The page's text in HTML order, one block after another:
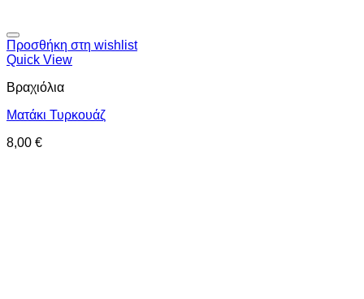
Προσθήκη στη wishlist
Quick View
Βραχιόλια
Ματάκι Τυρκουάζ
8,00 €